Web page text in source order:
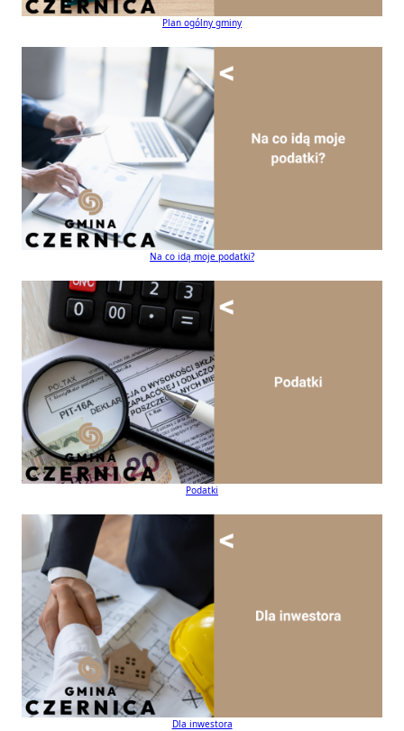
Plan ogólny gminy
Na co idą moje podatki?
Podatki
Dla inwestora